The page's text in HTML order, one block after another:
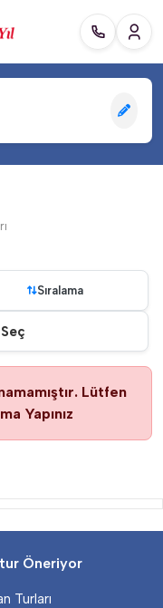
Sıralama
Lütfen
Yapınız
Öneriyor
Turları